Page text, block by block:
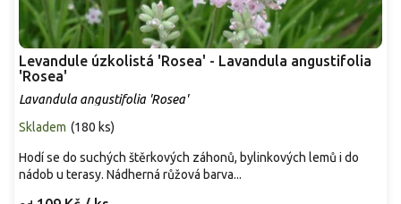
Levandule úzkolistá 'Rosea' - Lavandula angustifolia
'Rosea'
Lavandula angustifolia 'Rosea'
Skladem (180 ks)
Hodí se do suchých štěrkových záhonů, bylinkových lemů i do
nádob u terasy. Nádherná růžová barva...